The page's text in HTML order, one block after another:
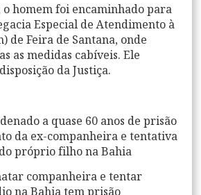
o homem foi encaminhado para
Especial de Atendimento à
de Feira de Santana, onde
as medidas cabíveis. Ele
da Justiça.
a quase 60 anos de prisão
da ex-companheira e tentativa
próprio filho na Bahia
companheira e tentar